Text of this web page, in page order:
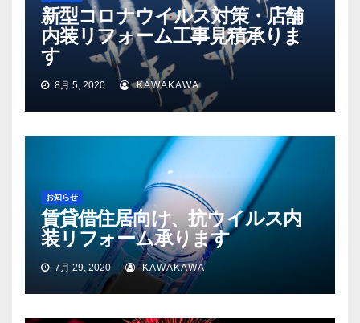
新型コロナウイルス対策・店舗
内装リフォーム工事見積承りま
す
8月 5, 2020 KAWAKAWA
お知らせ
賃貸借住居向け、抗ウイルス内
装リフォーム承ります
7月 29, 2020 KAWAKAWA